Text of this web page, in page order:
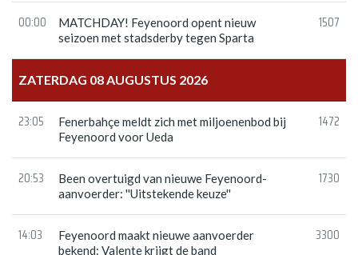
00:00
MATCHDAY! Feyenoord opent nieuw
seizoen met stadsderby tegen Sparta
1507
ZATERDAG 08 AUGUSTUS 2026
23:05
Fenerbahçe meldt zich met miljoenenbod bij
Feyenoord voor Ueda
1472
20:53
Been overtuigd van nieuwe Feyenoord-
aanvoerder: ''Uitstekende keuze''
1730
14:03
Feyenoord maakt nieuwe aanvoerder
bekend: Valente krijgt de band
3300